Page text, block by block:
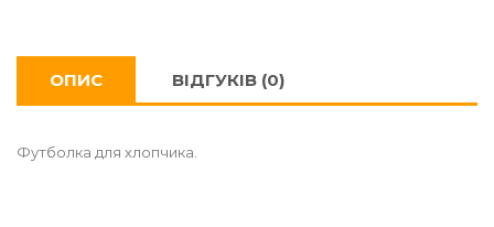
ОПИС ВІДГУКІВ (0)
Футболка для хлопчика.